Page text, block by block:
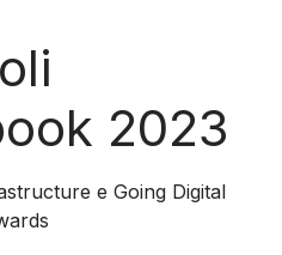
2023